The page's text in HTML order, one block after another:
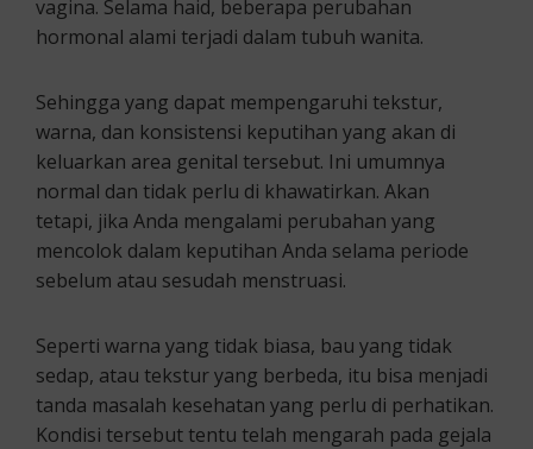
vagina. Selama haid, beberapa perubahan
hormonal alami terjadi dalam tubuh wanita.
Sehingga yang dapat mempengaruhi tekstur,
warna, dan konsistensi keputihan yang akan di
keluarkan area genital tersebut. Ini umumnya
normal dan tidak perlu di khawatirkan. Akan
tetapi, jika Anda mengalami perubahan yang
mencolok dalam keputihan Anda selama periode
sebelum atau sesudah menstruasi.
Seperti warna yang tidak biasa, bau yang tidak
sedap, atau tekstur yang berbeda, itu bisa menjadi
tanda masalah kesehatan yang perlu di perhatikan.
Kondisi tersebut tentu telah mengarah pada gejala